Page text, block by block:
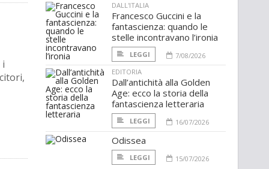
i
DALL'ITALIA
Francesco Guccini e la
fantascienza: quando le
stelle incontravano l’ironia
LEGGI
7/08/2026
EDITORIA
Dall’antichità alla Golden
Age: ecco la storia della
fantascienza letteraria
LEGGI 16/07/2026
Odissea
LEGGI 15/07/2026